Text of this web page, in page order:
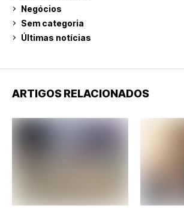
Negócios
Sem categoria
Últimas notícias
ARTIGOS RELACIONADOS